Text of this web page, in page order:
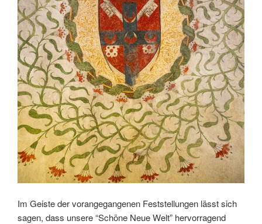
Im Geiste der vorangegangenen Feststellungen lässt sich
sagen, dass unsere “Schöne Neue Welt” hervorragend